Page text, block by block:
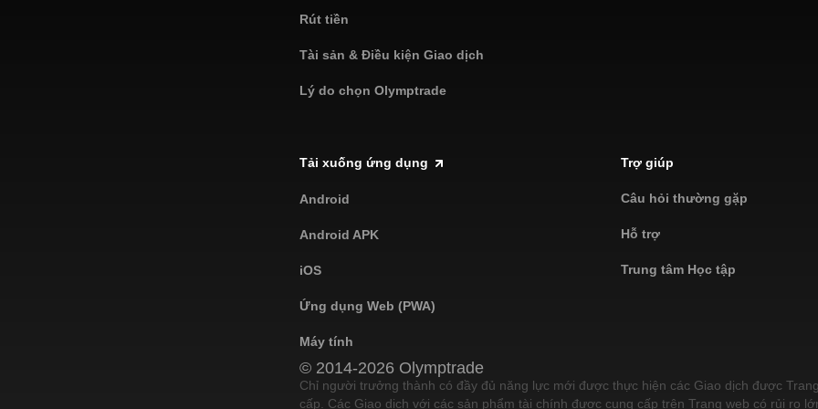
Rút tiền
Tài sản & Điều kiện Giao dịch
Lý do chọn Olymptrade
Tải xuống ứng dụng
Android
Android APK
iOS
Ứng dụng Web (PWA)
Máy tính
Trợ giúp
Câu hỏi thường gặp
Hỗ trợ
Trung tâm Học tập
© 2014-2026 Olymptrade
Chỉ người trưởng thành có đầy đủ năng lực mới được thực hiện các Giao dịch được
cấp. Các Giao dịch với các sản phẩm tài chính được cung cấp trên Trang web có rủi ro